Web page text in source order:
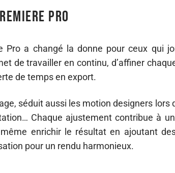
Pro
Pro a changé la donne pour ceux qui
de travailler en continu, d’affiner
de temps en export.
séduit aussi les motion designers lors
Chaque ajustement contribue à
enrichir le résultat en ajoutant
pour un rendu harmonieux.